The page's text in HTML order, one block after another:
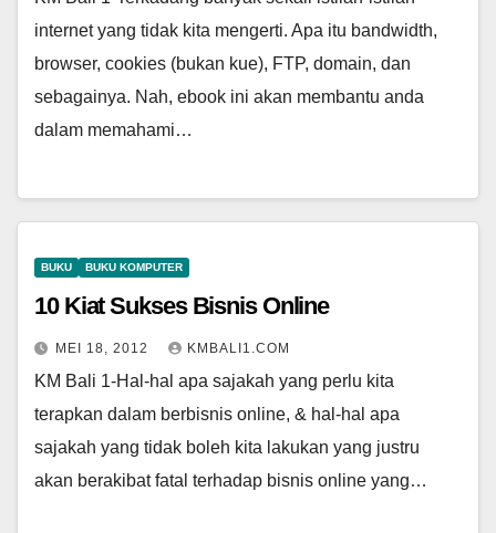
internet yang tidak kita mengerti. Apa itu bandwidth,
browser, cookies (bukan kue), FTP, domain, dan
sebagainya. Nah, ebook ini akan membantu anda
dalam memahami…
BUKU BUKU KOMPUTER
10 Kiat Sukses Bisnis Online
MEI 18, 2012 KMBALI1.COM
KM Bali 1-Hal-hal apa sajakah yang perlu kita
terapkan dalam berbisnis online, & hal-hal apa
sajakah yang tidak boleh kita lakukan yang justru
akan berakibat fatal terhadap bisnis online yang…